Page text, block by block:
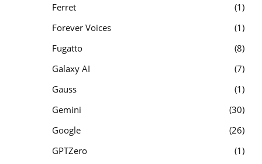
Ferret
1
Forever Voices
1
Fugatto
8
Galaxy AI
7
Gauss
1
Gemini
30
Google
26
GPTZero
1